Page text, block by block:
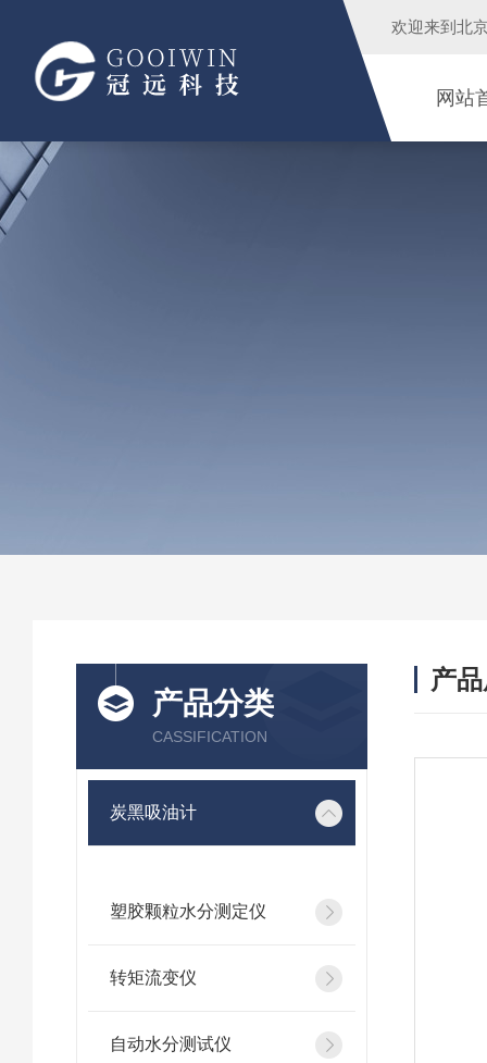
欢迎来到 北
网站
产品分类
CASSIFICATION
炭黑吸油计
塑胶颗粒水分测定仪
转矩流变仪
自动水分测试仪
产